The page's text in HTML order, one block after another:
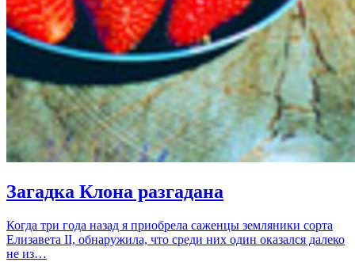
Загадка Клона разгадана
Когда три года назад я приобрела саженцы земляники сорта
Елизавета II, обнаружила, что среди них один оказался далеко
не из…